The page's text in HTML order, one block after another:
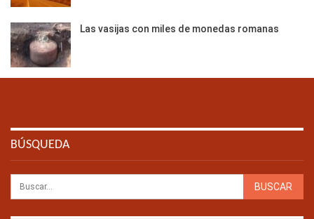
Las vasijas con miles de monedas romanas
BÚSQUEDA